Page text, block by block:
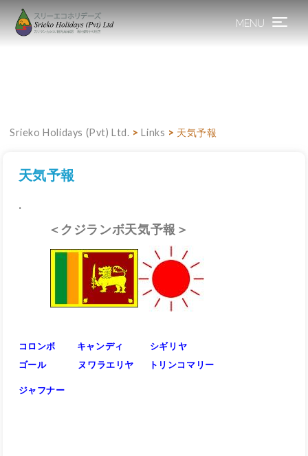
MENU Toggle
Srieko Holidays (Pvt) Ltd. >Links > 天気予報
天気予報
.
＜クジランボ天気予報＞
コロンボ キャンディ
シギリヤ
ゴール
ヌワラエリヤ トリンコマリー
ジャフナー